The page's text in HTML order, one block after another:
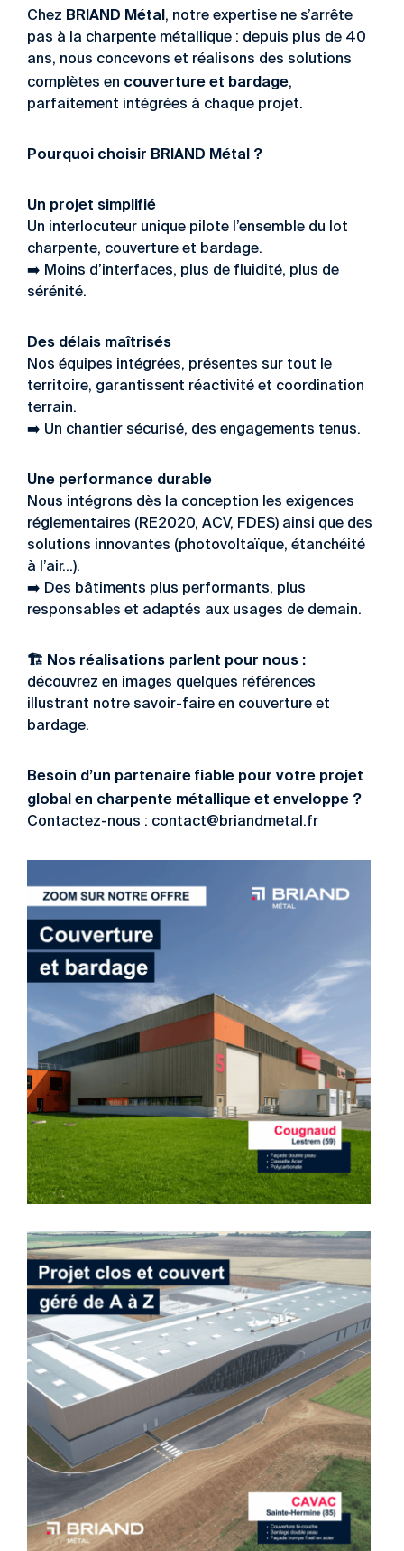
Chez BRIAND Métal, notre expertise ne s’arrête
pas à la charpente métallique : depuis plus de 40
ans, nous concevons et réalisons des solutions
complètes en couverture et bardage,
parfaitement intégrées à chaque projet.
Pourquoi choisir BRIAND Métal ?
Un projet simplifié
Un interlocuteur unique pilote l’ensemble du lot
charpente, couverture et bardage.
➡️ Moins d’interfaces, plus de fluidité, plus de
sérénité.
Des délais maîtrisés
Nos équipes intégrées, présentes sur tout le
territoire, garantissent réactivité et coordination
terrain.
➡️ Un chantier sécurisé, des engagements tenus.
Une performance durable
Nous intégrons dès la conception les exigences
réglementaires (RE2020, ACV, FDES) ainsi que des
solutions innovantes (photovoltaïque, étanchéité
à l’air…).
➡️ Des bâtiments plus performants, plus
responsables et adaptés aux usages de demain.
🏗️ Nos réalisations parlent pour nous :
découvrez en images quelques références
illustrant notre savoir-faire en couverture et
bardage.
Besoin d’un partenaire fiable pour votre projet
global en charpente métallique et enveloppe ?
Contactez-nous : contact@briandmetal.fr